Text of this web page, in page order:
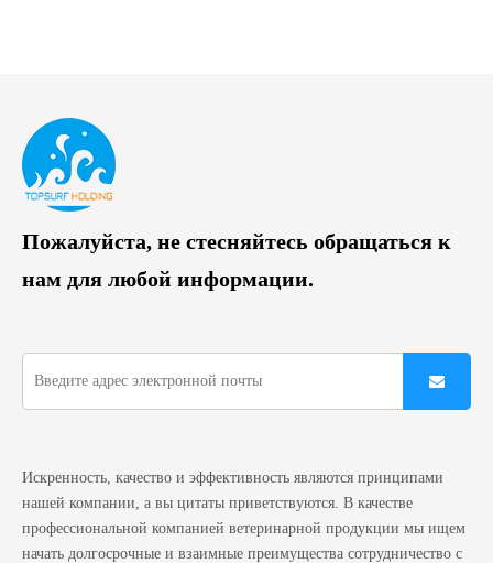
Пожалуйста, не стесняйтесь обращаться к
нам для любой информации.
Искренность, качество и эффективность являются принципами
нашей компании, а вы цитаты приветствуются. В качестве
профессиональной компанией ветеринарной продукции мы ищем
начать долгосрочные и взаимные преимущества сотрудничество с